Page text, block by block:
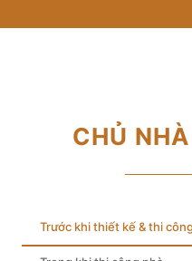
CHỦ
Trước khi thiết kế & thi